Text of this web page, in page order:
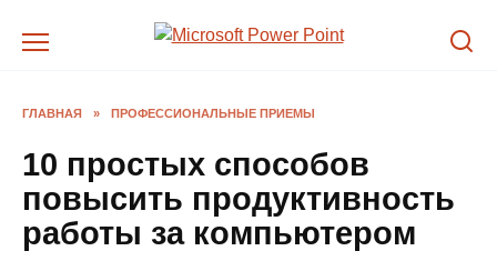
ГЛАВНАЯ » ПРОФЕССИОНАЛЬНЫЕ ПРИЕМЫ
10 простых способов
повысить продуктивность
работы за компьютером